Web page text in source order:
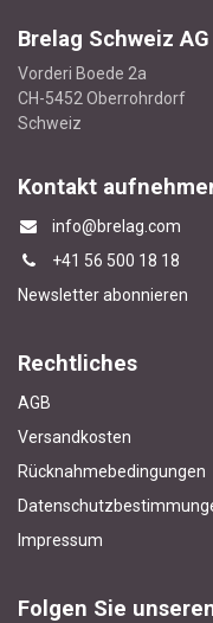
Brelag Schweiz AG
Vorderi Boede 2a
CH-5452 Oberrohrdorf
Schweiz
Kontakt
info@brelag.com
+41 56 500 18 18
Newsletter abonnieren
Rechtliches
AGB
Versandkosten
Rücknahmebedingungen
Impressum
Folgen Sie